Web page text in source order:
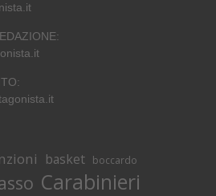
basket boccardo
Carabinieri